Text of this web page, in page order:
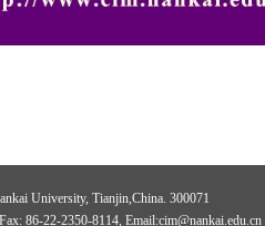
University, Tianjin,China. 300071
86-22-2350-8114, Email:cim@nankai.edu.cn